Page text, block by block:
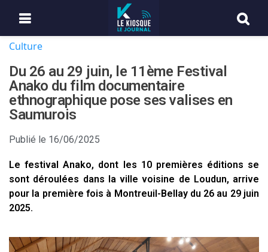
Culture
Du 26 au 29 juin, le 11ème Festival
Anako du film documentaire
ethnographique pose ses valises en
Saumurois
Publié le 16/06/2025
Le festival Anako, dont les 10 premières éditions se
sont déroulées dans la ville voisine de Loudun, arrive
pour la première fois à Montreuil-Bellay du 26 au 29 juin
2025.